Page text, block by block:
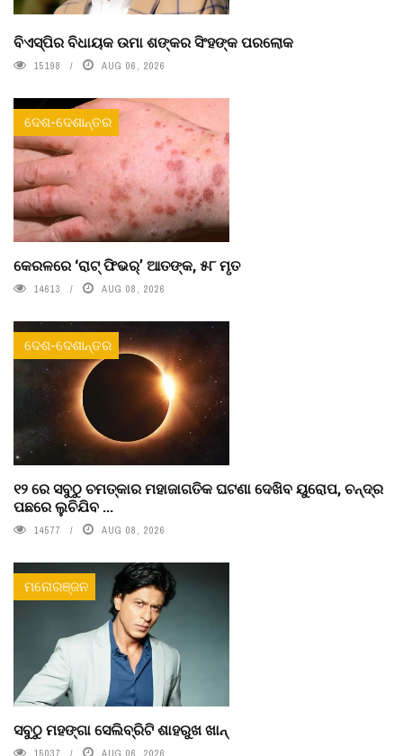
ବିଏସ୍‌ପିର ବିଧାୟକ ଉମା ଶଙ୍କର ସିଂହଙ୍କ ପରଲୋକ
15198 AUG 06, 2026
ଦେଶ-ଦେଶାନ୍ତର
କେରଳରେ ‘ରାଟ୍ ଫିଭର୍’ ଆତଙ୍କ, ୫୮ ମୃତ
14613 AUG 08, 2026
ଦେଶ-ଦେଶାନ୍ତର
୧୨ ରେ ସବୁଠୁ ଚମତ୍କାର ମହାଜାଗତିକ ଘଟଣା ଦେଖିବ ୟୁରୋପ, ଚନ୍ଦ୍ର
ପଛରେ ଲୁଚିଯିବ ...
14577 AUG 08, 2026
ମନୋରଞ୍ଜନ
ସବୁଠୁ ମହଙ୍ଗା ସେଲିବ୍ରିଟି ଶାହରୁଖ ଖାନ୍